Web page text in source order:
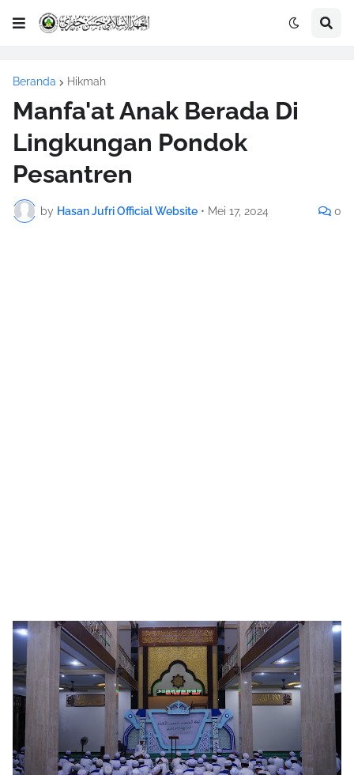
Beranda Hikmah
Manfa'at Anak Berada Di
Lingkungan Pondok
Pesantren
by Hasan Jufri Official Website • Mei 17, 2024 0